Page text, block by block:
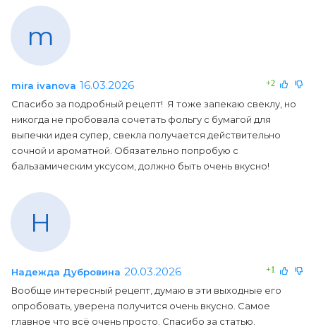
m
+2
mira ivanova 16.03.2026
Спасибо за подробный рецепт! Я тоже запекаю свеклу, но
никогда не пробовала сочетать фольгу с бумагой для
выпечки идея супер, свекла получается действительно
сочной и ароматной. Обязательно попробую с
бальзамическим уксусом, должно быть очень вкусно!
Н
+1
Надежда Дубровина 20.03.2026
Вообще интересный рецепт, думаю в эти выходные его
опробовать, уверена получится очень вкусно. Самое
главное что всё очень просто. Спасибо за статью.